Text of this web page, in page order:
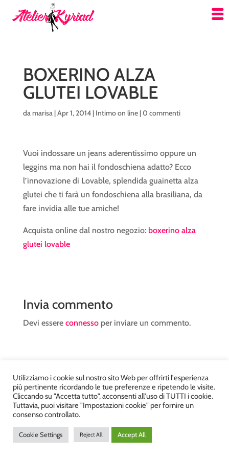
BOXERINO ALZA
GLUTEI LOVABLE
damarisa|Apr 1, 2014| Intimo on line|0 commenti
Vuoi indossare un jeans aderentissimo oppure un
leggins ma non hai il fondoschiena adatto? Ecco
l’innovazione di Lovable, splendida guainetta alza
glutei che ti farà un fondoschiena alla brasiliana, da
fare invidia alle tue amiche!
Acquista online dal nostro negozio: boxerino alza
glutei lovable
Invia commento
Devi essere connessoper inviare un commento.
Atelier Kyriad da Mary – via Carducci, 12 – Chiavenna –
Sondrio P.Iva 00812910149 – Tel. 0343 36560 – Sito
Utilizziamo i cookie sul nostro sito Web per offrirti l'esperienza
più pertinente ricordando le tue preferenze e ripetendo le visite.
Cliccando su "Accetta tutto", acconsenti all'uso di TUTTI i cookie.
Tuttavia, puoi visitare "Impostazioni cookie" per fornire un
consenso controllato.
Cookie Settings Reject All Accept All